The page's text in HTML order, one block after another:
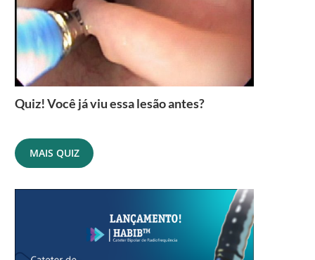
Quiz! Você já viu essa lesão antes?
MAIS QUIZ